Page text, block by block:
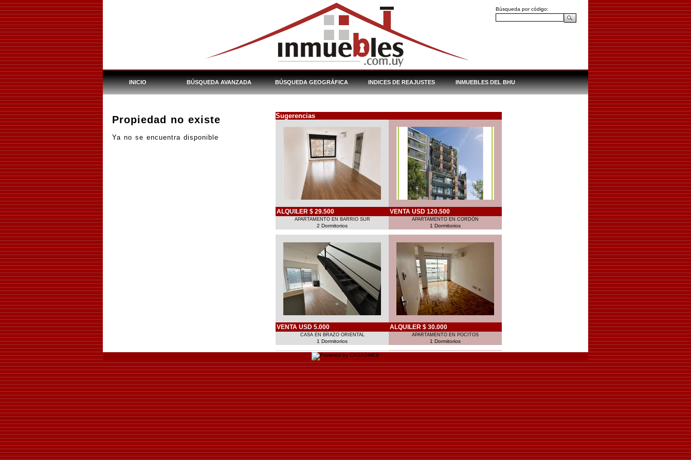
Búsqueda por código:
INICIO BÚSQUEDA AVANZADA BÚSQUEDA GEOGRÁFICA INDICES DE REAJUSTES INMUEBLES DEL BHU
Propiedad no existe
Ya no se encuentra disponible
Sugerencias
ALQUILER $ 29.500
APARTAMENTO EN BARRIO SUR
2 Dormitorios
VENTA USD 120.500
APARTAMENTO EN CORDÓN
1 Dormitorios
VENTA USD 5.000
CASA EN BRAZO ORIENTAL
1 Dormitorios
ALQUILER $ 30.000
APARTAMENTO EN POCITOS
1 Dormitorios